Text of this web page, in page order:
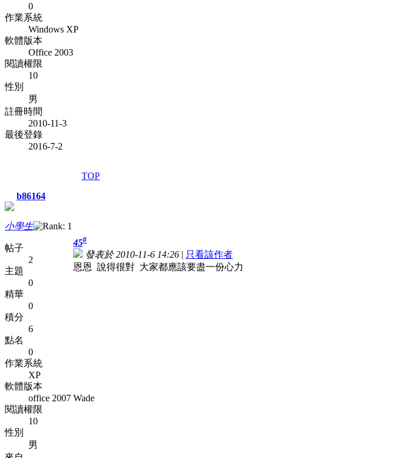
0
作業系統
Windows XP
軟體版本
Office 2003
閱讀權限
10
性別
男
註冊時間
2010-11-3
最後登錄
2016-7-2
TOP
b86164
小學生
帖子
2
主題
0
精華
0
積分
6
點名
0
作業系統
XP
軟體版本
office 2007
閱讀權限
10
性別
男
45#
發表於 2010-11-6 14:26 | 只看該作者
恩恩 說得很對 大家都應該要盡一份心力
Wade